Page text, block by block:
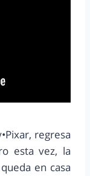
regresa
esta vez, la
en casa